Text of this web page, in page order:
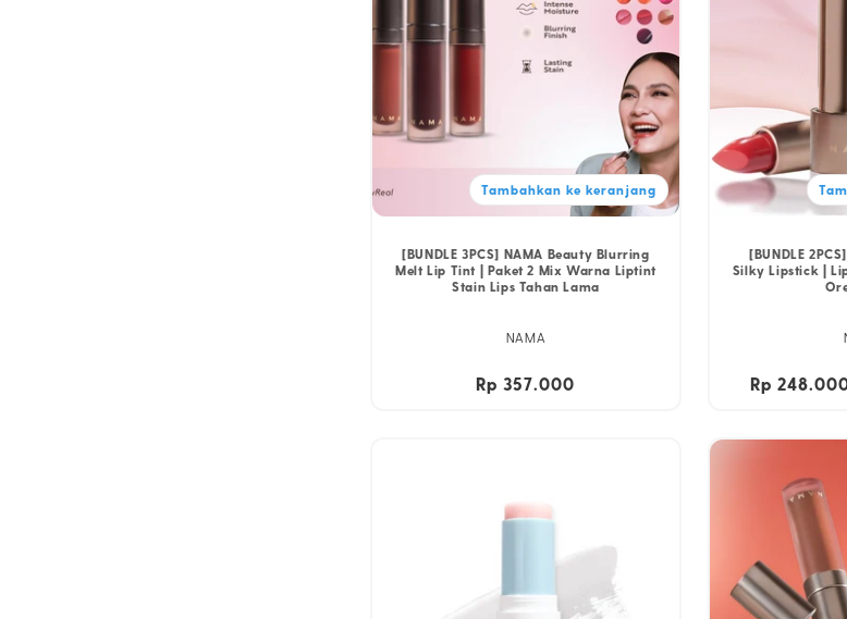
Tambahkan ke keranjang
[BUNDLE 3PCS] NAMA Beauty Blurring
Melt Lip Tint | Paket 2 Mix Warna Liptint
Stain Lips Tahan Lama
NAMA
Harga
Rp 357.000
[BUNDLE
Silky Lipstick |
Rp